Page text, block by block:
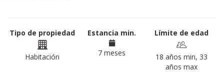
Tipo de propiedad
Habitación
Estancia min.
7 meses
Límite de edad
18 años min, 33
años max